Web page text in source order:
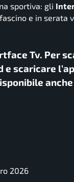
sportiva: gli
e in serata
Tv. Per
scaricare
2026